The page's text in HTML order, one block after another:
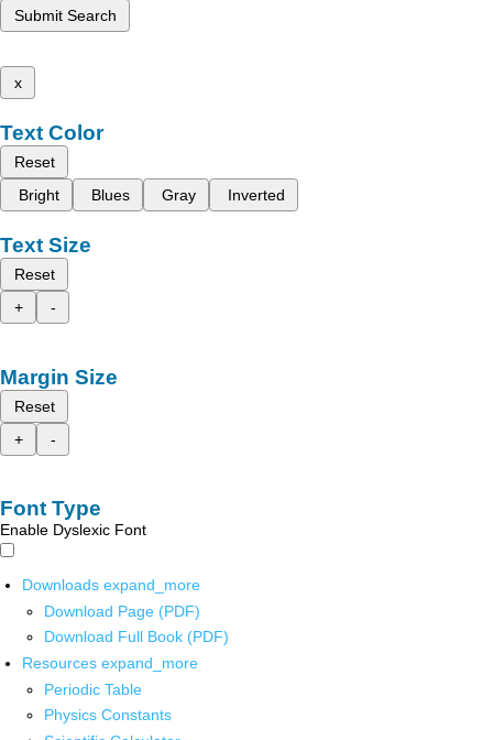
Submit Search
x
Text Color
Reset
Bright
Blues Gray Inverted
Text Size
Reset
+
-
Margin Size
Reset
+
-
Font Type
Enable Dyslexic Font
Downloads expand_more
Download Page (PDF)
Download Full Book (PDF)
Resources expand_more
Periodic Table
Physics Constants